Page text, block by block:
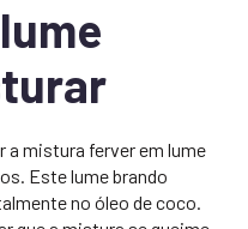
a mistura ferver em lume
Este lume brando
no óleo de coco.